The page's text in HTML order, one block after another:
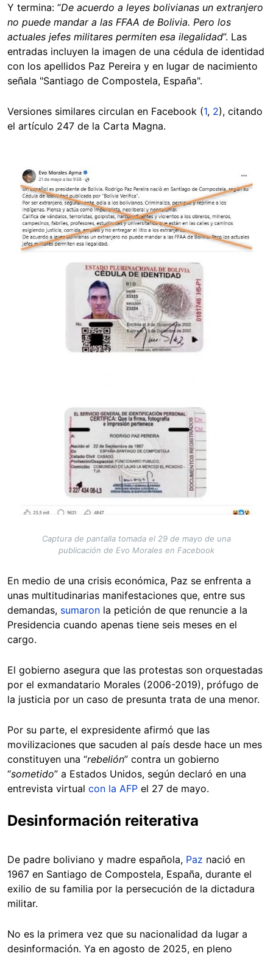
Y termina: “De acuerdo a leyes bolivianas un extranjero
no puede mandar a las FFAA de Bolivia. Pero los
actuales jefes militares permiten esa ilegalidad”. Las
entradas incluyen la imagen de una cédula de identidad
con los apellidos Paz Pereira y en lugar de nacimiento
señala "Santiago de Compostela, España".
Versiones similares circulan en Facebook (1, 2), citando
el artículo 247 de la Carta Magna.
Image
Captura de pantalla tomada el 29 de mayo de una
publicación de Evo Morales en Facebook
En medio de una crisis económica, Paz se enfrenta a
unas multitudinarias manifestaciones que, entre sus
demandas, sumaron la petición de que renuncie a la
Presidencia cuando apenas tiene seis meses en el
cargo.
El gobierno asegura que las protestas son orquestadas
por el exmandatario Morales (2006-2019), prófugo de
la justicia por un caso de presunta trata de una menor.
Por su parte, el expresidente afirmó que las
movilizaciones que sacuden al país desde hace un mes
constituyen una “rebelión” contra un gobierno
“sometido” a Estados Unidos, según declaró en una
entrevista virtual con la AFP el 27 de mayo.
Desinformación reiterativa
De padre boliviano y madre española, Paz nació en
1967 en Santiago de Compostela, España, durante el
exilio de su familia por la persecución de la dictadura
militar.
No es la primera vez que su nacionalidad da lugar a
desinformación. Ya en agosto de 2025, en pleno